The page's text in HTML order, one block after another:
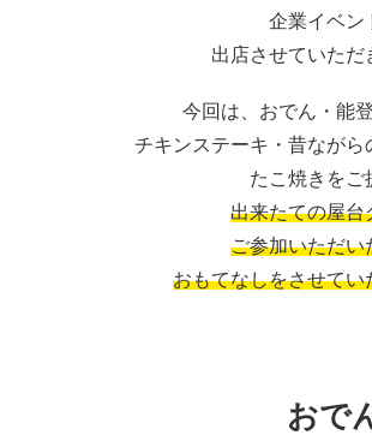
企業イベン
出店させていただ
今回は、おでん・能
チキンステーキ・昔ながら
たこ焼きをご
出来たての屋台
ご参加いただい
おもてなしをさせてい
おで